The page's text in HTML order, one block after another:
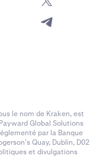
le nom de Kraken, est
Global Solutions
par la Banque
Quay, Dublin, D02
et divulgations